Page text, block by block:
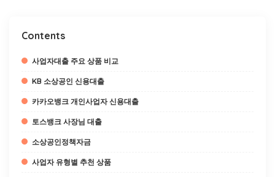
Contents
사업자대출 주요 상품 비교
KB 소상공인 신용대출
카카오뱅크 개인사업자 신용대출
토스뱅크 사장님 대출
소상공인정책자금
사업자 유형별 추천 상품